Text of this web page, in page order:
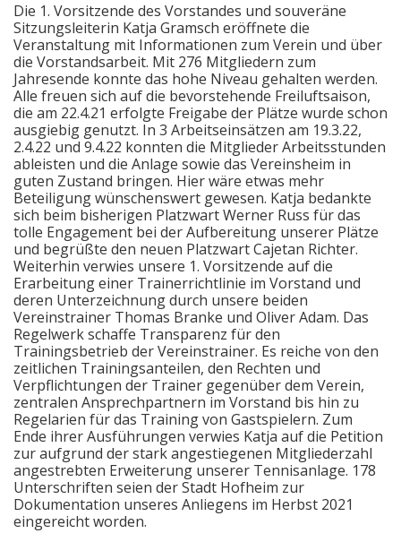
Die 1. Vorsitzende des Vorstandes und souveräne
Sitzungsleiterin Katja Gramsch eröffnete die
Veranstaltung mit Informationen zum Verein und über
die Vorstandsarbeit. Mit 276 Mitgliedern zum
Jahresende konnte das hohe Niveau gehalten werden.
Alle freuen sich auf die bevorstehende Freiluftsaison,
die am 22.4.21 erfolgte Freigabe der Plätze wurde schon
ausgiebig genutzt. In 3 Arbeitseinsätzen am 19.3.22,
2.4.22 und 9.4.22 konnten die Mitglieder Arbeitsstunden
ableisten und die Anlage sowie das Vereinsheim in
guten Zustand bringen. Hier wäre etwas mehr
Beteiligung wünschenswert gewesen. Katja bedankte
sich beim bisherigen Platzwart Werner Russ für das
tolle Engagement bei der Aufbereitung unserer Plätze
und begrüßte den neuen Platzwart Cajetan Richter.
Weiterhin verwies unsere 1. Vorsitzende auf die
Erarbeitung einer Trainerrichtlinie im Vorstand und
deren Unterzeichnung durch unsere beiden
Vereinstrainer Thomas Branke und Oliver Adam. Das
Regelwerk schaffe Transparenz für den
Trainingsbetrieb der Vereinstrainer. Es reiche von den
zeitlichen Trainingsanteilen, den Rechten und
Verpflichtungen der Trainer gegenüber dem Verein,
zentralen Ansprechpartnern im Vorstand bis hin zu
Regelarien für das Training von Gastspielern. Zum
Ende ihrer Ausführungen verwies Katja auf die Petition
zur aufgrund der stark angestiegenen Mitgliederzahl
angestrebten Erweiterung unserer Tennisanlage. 178
Unterschriften seien der Stadt Hofheim zur
Dokumentation unseres Anliegens im Herbst 2021
eingereicht worden.